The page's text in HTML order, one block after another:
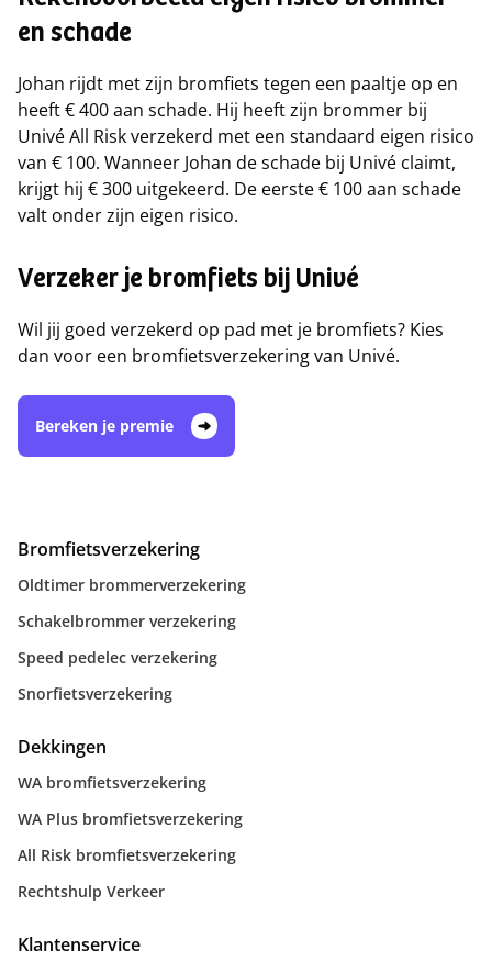
en schade
Johan rijdt met zijn bromfiets tegen een paaltje op en
heeft € 400 aan schade. Hij heeft zijn brommer bij
Univé All Risk verzekerd met een standaard eigen risico
van € 100. Wanneer Johan de schade bij Univé claimt,
krijgt hij € 300 uitgekeerd. De eerste € 100 aan schade
valt onder zijn eigen risico.
Verzeker je bromfiets bij Univé
Wil jij goed verzekerd op pad met je bromfiets? Kies
dan voor een bromfietsverzekering van Univé.
Bereken je premie
Bromfietsverzekering
Oldtimer brommerverzekering
Schakelbrommer verzekering
Speed pedelec verzekering
Snorfietsverzekering
Dekkingen
WA bromfietsverzekering
WA Plus bromfietsverzekering
All Risk bromfietsverzekering
Rechtshulp Verkeer
Klantenservice